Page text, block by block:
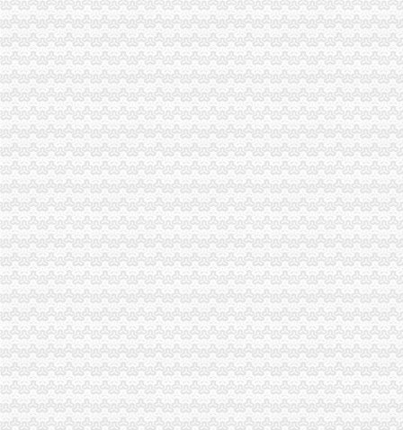
信息中心六举措深入贯彻落实全国工商行政管理工作会议精
注册分局重庆公司注销全力支持重庆足球俱乐部有限公司组建
全市重庆分公司注销工商系统切实加2011年春节期间烟花竹市场监管
城口县新增一件重庆市重庆税务注销著名商标
南川区委全委会将微企发展列为该区今年十件民生实事之
全市重庆税务注销内资企业12月份注册登记信息
市重庆营业执照注销消处全面贯彻落实全国工商工作会议精
2010年市重庆税务注销级媒体违法广告大幅下降广告市场平稳向好
波局重庆代办公司长出席荣昌县非公有制经济组织委成立大会
垫江县第三批微型企业发展工作全面完成
全市重庆公司注销2010年动产押融资发展创历史新高
城口局重庆营业执照注销全面完成2010年微型企业发展工作
丰都局重庆营业执照注销全面完成试点微型企业注册登记工作
南川局重庆代办公司全面完成2010年度微型企业发展目标任务
长寿局重庆分公司注销圆满完成第二阶段微型企业创业评审工作
全系统元旦期间受理消费者申诉、重庆营业执照注销举报、咨询722件
重庆市重庆公司注销外商投资企业12月份登记注册信息
潼南局积参与菜花节前市重庆分公司注销场专项整
“十一五”重庆代办公司期间巴南区商标品牌建设取得五大成效
市重庆营业执照注销工商局等部门五项措施加居民小区户外广告管理
全市重庆税务注销工商系统突出三大措施大要案件查处有力
垫江县义务维权团被评选为全国“十大老龄新闻人物”重庆公司注销
市重庆营业执照注销消委会2010年第四季度投诉况分析